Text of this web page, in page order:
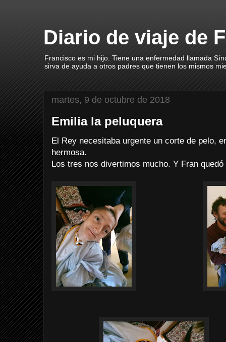
Diario de viaje de
Francisco es mi hijo. Tiene una enfermedad llamada
sirva de ayuda a otros padres que tienen los mismos
martes, 9 de octubre de 2018
Emilia la peluquera
El Rey necesitaba urgente un corte de pelo,
hermosa.
Los tres nos divertimos mucho. Y Fran